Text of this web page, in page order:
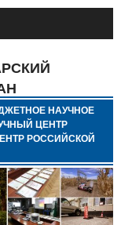
НАУЧНОЕ
ЦЕНТР
РОССИЙСКОЙ